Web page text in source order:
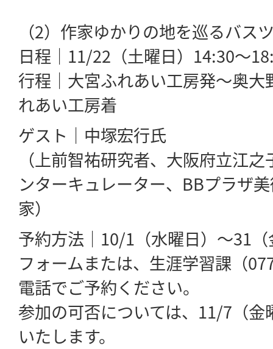
（2）作家ゆかりの地を巡るバス
日程｜11/22（土曜日）14:30～
行程｜大宮ふれあい工房発～奥
れあい工房着
ゲスト｜中塚宏行氏
（上前智祐研究者、大阪府立江
ンターキュレーター、BBプラザ
家）
予約方法｜10/1（水曜日）～31
フォームまたは、生涯学習課（
電話でご予約ください。
参加の可否については、11/7（金
いたします。